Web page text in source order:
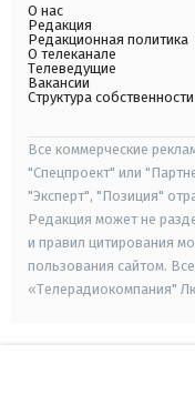
О нас
Редакция
Редакционная политика
О телеканале
Телеведущие
Вакансии
Структура собственности
Все коммерческие
"Спецпроект" или
"Эксперт", "Позиция"
Редакция может не
и правил цитирования
пользования сайтом.
«Телерадиокомпания"